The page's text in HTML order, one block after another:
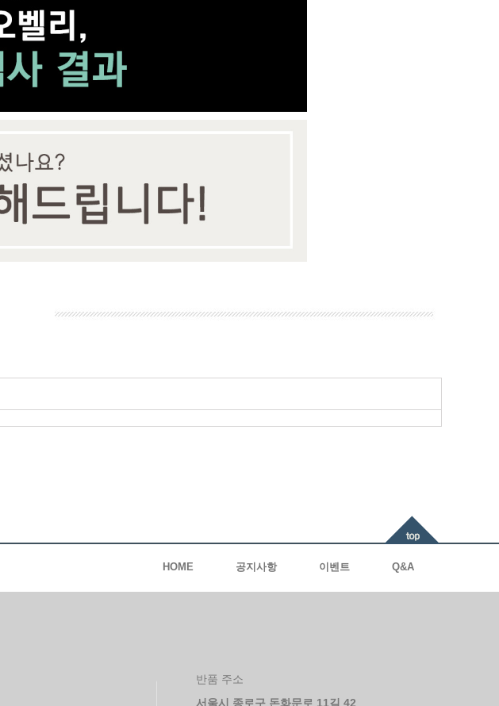
HOME 공지사항 이벤트 Q&A
반품 주소
서울시 종로구 돈화문로 11길 42